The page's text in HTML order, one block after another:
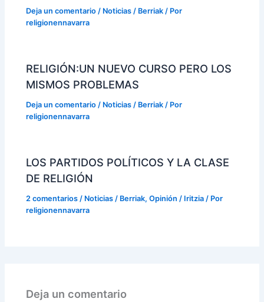
Deja un comentario / Noticias / Berriak / Por
religionennavarra
RELIGIÓN:UN NUEVO CURSO PERO LOS
MISMOS PROBLEMAS
Deja un comentario / Noticias / Berriak / Por
religionennavarra
LOS PARTIDOS POLÍTICOS Y LA CLASE
DE RELIGIÓN
2 comentarios / Noticias / Berriak,Opinión / Iritzia / Por
religionennavarra
Deja un comentario